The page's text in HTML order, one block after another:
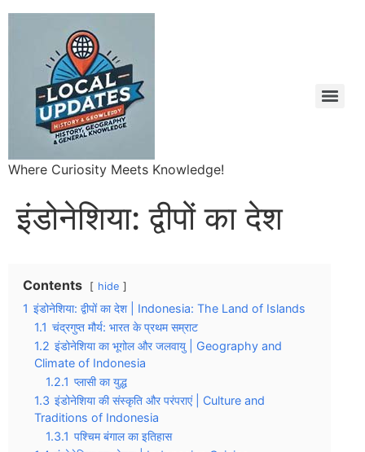
Where Curiosity Meets Knowledge!
इंडोनेशिया: द्वीपों का देश
Contents hide
1 इंडोनेशिया: द्वीपों का देश | Indonesia: The Land of Islands
1.1 चंद्रगुप्त मौर्य: भारत के प्रथम सम्राट
1.2 इंडोनेशिया का भूगोल और जलवायु | Geography and
Climate of Indonesia
1.2.1 प्लासी का युद्ध
1.3 इंडोनेशिया की संस्कृति और परंपराएं | Culture and
Traditions of Indonesia
1.3.1 पश्चिम बंगाल का इतिहास